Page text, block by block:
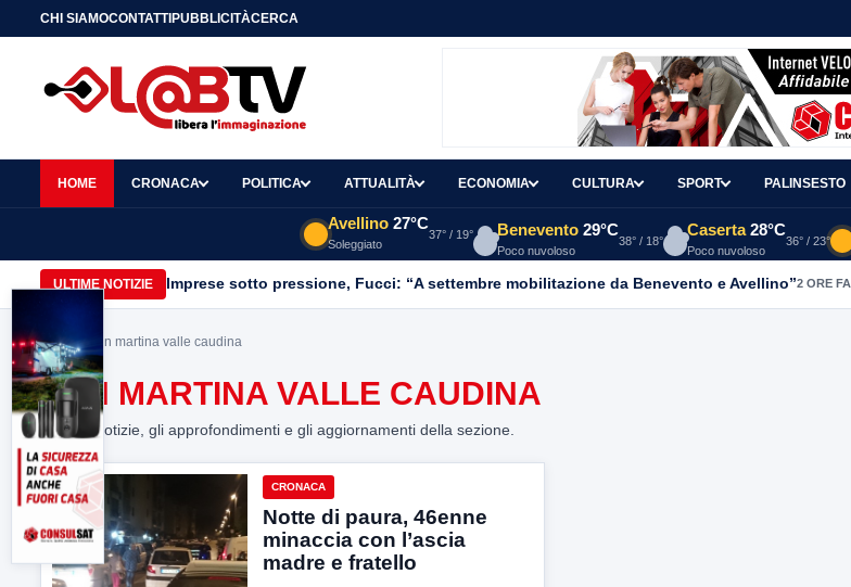
CHI SIAMOCONTATTIPUBBLICITÀCERCA
HOME CRONACA POLITICA ATTUALITÀ ECONOMIA CULTURA SPORT PALINSESTO
Avellino 27°C
Soleggiato
37° / 19° Benevento 29°C
Poco nuvoloso
38° / 18°
Caserta 28°C
Poco nuvoloso
36° / 23°
ULTIME NOTIZIE Imprese sotto pressione, Fucci: “A settembre mobilitazione da Benevento e Avellino”2 ORE FA
Home> san martina valle caudina
SAN MARTINA VALLE CAUDINA
Tutte le notizie, gli approfondimenti e gli aggiornamenti della sezione.
CRONACA
Notte di paura, 46enne
minaccia con l’ascia
madre e fratello